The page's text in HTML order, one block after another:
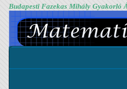
Budapesti Fazekas Mihály Gyakorló